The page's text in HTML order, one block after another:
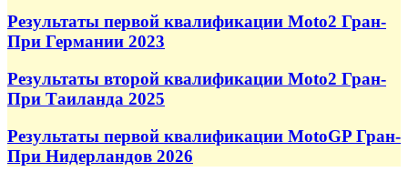
Результаты первой квалификации Moto2 Гран-
При Германии 2023
Результаты второй квалификации Moto2 Гран-
При Таиланда 2025
Результаты первой квалификации MotoGP Гран-
При Нидерландов 2026